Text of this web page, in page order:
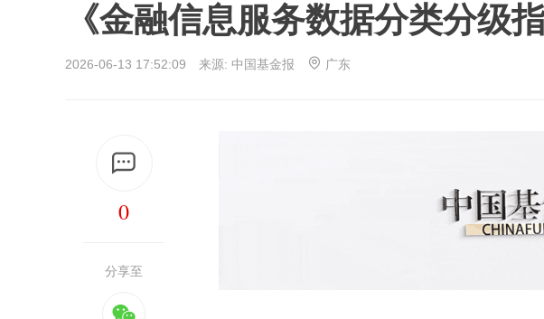
《金融信息服务数据分类分级
2026-06-13 17:52:09 来源: 中国基金报 广东
0
分享至